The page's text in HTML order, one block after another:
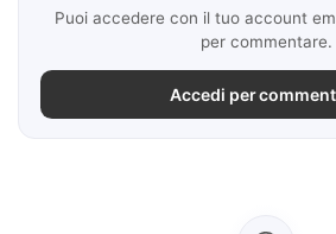
Puoi accedere con il tuo account
per commentare.
Accedi per